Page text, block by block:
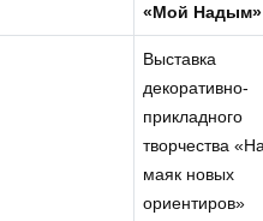
«Мой Надым»
Выставка
декоративно-
прикладного
творчества
маяк новых
ориентиров»